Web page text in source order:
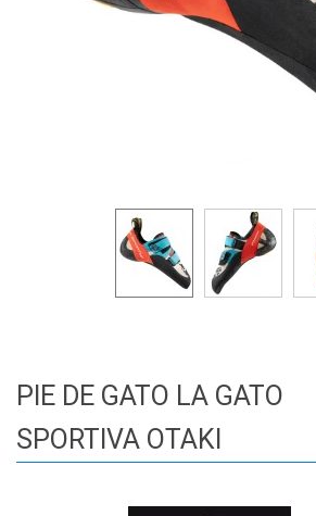
PIE DE GATO LA GATO
SPORTIVA OTAKI